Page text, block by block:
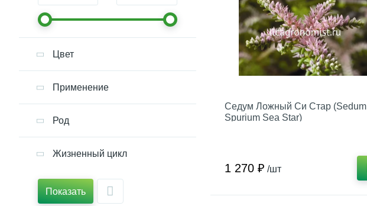
Цвет
Применение
Род
Жизненный цикл
Показать
Седум Ложный Си Стар (Sedum
Spurium Sea Star)
1 270 ₽ /шт